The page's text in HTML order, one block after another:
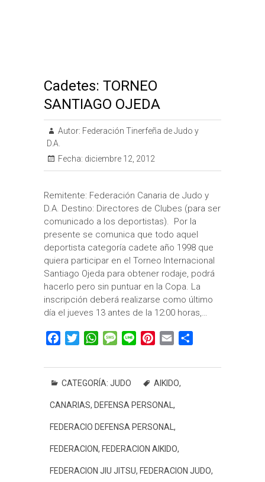
Cadetes: TORNEO
SANTIAGO OJEDA
Autor: Federación Tinerfeña de Judo y
D.A.
Fecha: diciembre 12, 2012
Remitente: Federación Canaria de Judo y
D.A. Destino: Directores de Clubes (para ser
comunicado a los deportistas). Por la
presente se comunica que todo aquel
deportista categoría cadete año 1998 que
quiera participar en el Torneo Internacional
Santiago Ojeda para obtener rodaje, podrá
hacerlo pero sin puntuar en la Copa. La
inscripción deberá realizarse como último
día el jueves 13 antes de la 12:00 horas,…
c
e
o
o
i
t
e
r
W
a
t
A
p
M
s
s
g
e
n
n
t
r
e
t
a
i
m
CATEGORÍA: JUDO AIKIDO,
CANARIAS, DEFENSA PERSONAL ,
FEDERACIO DEFENSA PERSONAL ,
FEDERACION, FEDERACION AIKIDO,
FEDERACION JIU JITSU, FEDERACION JUDO,